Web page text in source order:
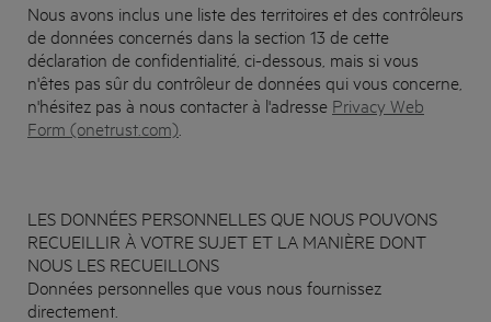
Nous avons inclus une liste des territoires et des contrôleurs
de données concernés dans la section 13 de cette
déclaration de confidentialité, ci-dessous, mais si vous
n'êtes pas sûr du contrôleur de données qui vous concerne,
n'hésitez pas à nous contacter à l'adresse Privacy Web
Form (onetrust.com)
LES DONNÉES PERSONNELLES QUE NOUS POUVONS
RECUEILLIR À VOTRE SUJET ET LA MANIÈRE DONT
NOUS LES RECUEILLONS
Données personnelles que vous nous fournissez
directement.